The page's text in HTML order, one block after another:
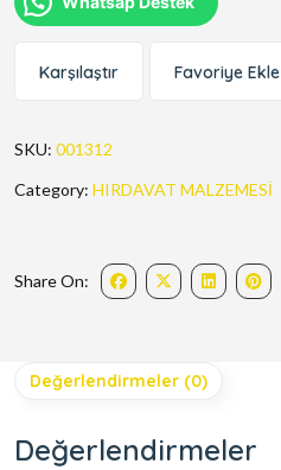
Karşılaştır Favoriye Ekle
SKU: 001312
Category: HIRDAVAT MALZEMESİ
Share On:
Değerlendirmeler (0)
Değerlendirmeler